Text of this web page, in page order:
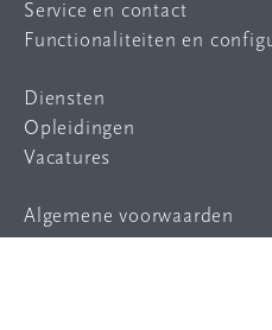
Service en contact
Functionaliteiten en
Diensten
Opleidingen
Vacatures
Algemene voorwaarden